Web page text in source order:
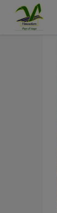
Contenu